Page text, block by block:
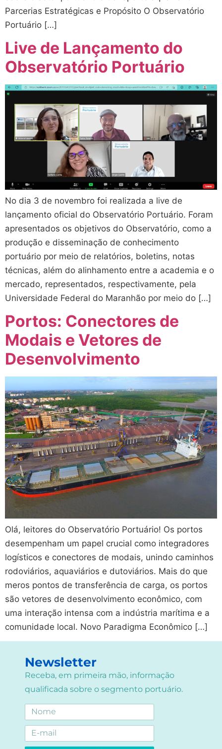
Parcerias Estratégicas e Propósito O Observatório
Portuário […]
Live de Lançamento do
Observatório Portuário
No dia 3 de novembro foi realizada a live de
lançamento oficial do Observatório Portuário. Foram
apresentados os objetivos do Observatório, como a
produção e disseminação de conhecimento
portuário por meio de relatórios, boletins, notas
técnicas, além do alinhamento entre a academia e o
mercado, representados, respectivamente, pela
Universidade Federal do Maranhão por meio do […]
Portos: Conectores de
Modais e Vetores de
Desenvolvimento
Olá, leitores do Observatório Portuário! Os portos
desempenham um papel crucial como integradores
logísticos e conectores de modais, unindo caminhos
rodoviários, aquaviários e dutoviários. Mais do que
meros pontos de transferência de carga, os portos
são vetores de desenvolvimento econômico, com
uma interação intensa com a indústria marítima e a
comunidade local. Novo Paradigma Econômico […]
Newsletter
Receba, em primeira mão, informação
qualificada sobre o segmento portuário.